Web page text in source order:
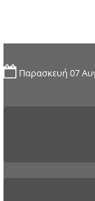
Παρασκευή 07